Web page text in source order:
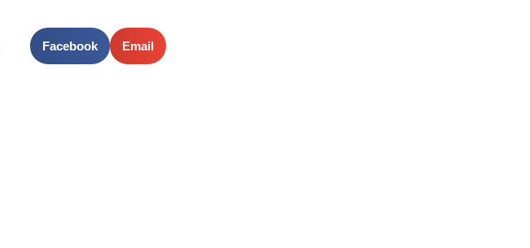
Facebook Email